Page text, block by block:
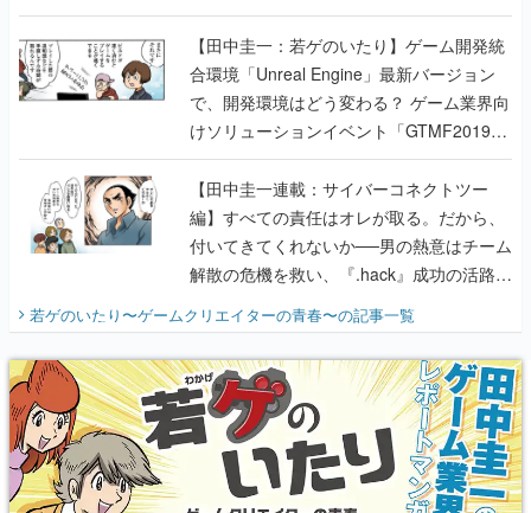
のいたり】
【田中圭一：若ゲのいたり】ゲーム開発統
合環境「Unreal Engine」最新バージョン
で、開発環境はどう変わる？ ゲーム業界向
けソリューションイベント「GTMF2019」
に行って、より理解を深めよう【PR】
【田中圭一連載：サイバーコネクトツー
編】すべての責任はオレが取る。だから、
付いてきてくれないか──男の熱意はチーム
解散の危機を救い、『.hack』成功の活路を
『少年ジャンプ』色だった【若ゲのいた
り】
若ゲのいたり〜ゲームクリエイターの青春〜の記事一覧